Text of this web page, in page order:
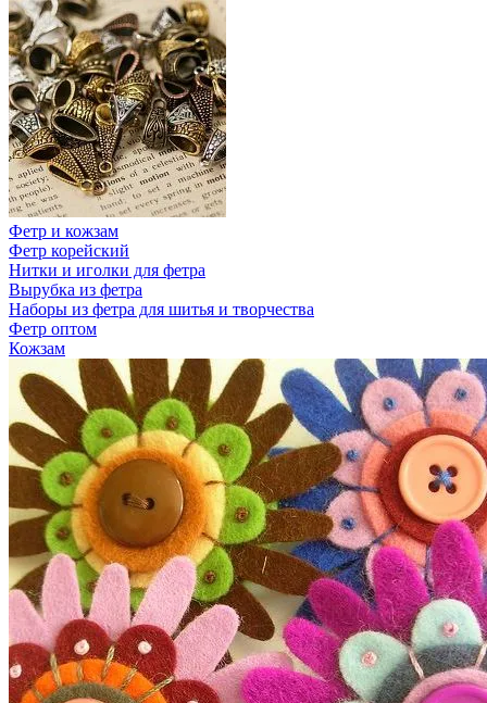
Фетр и кожзам
Фетр корейский
Нитки и иголки для фетра
Вырубка из фетра
Наборы из фетра для шитья и творчества
Фетр оптом
Кожзам